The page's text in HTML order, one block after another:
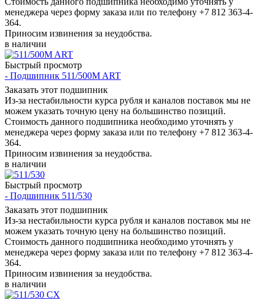
менеджера через форму заказа или по телефону +7 812 363-4-
364.
Приносим извинения за неудобства.
в наличии
Быстрый просмотр
- Подшипник 511/500M ART
Заказать этот подшипник
Из-за нестабильности курса рубля и каналов поставок мы не
можем указать точную цену на большинство позиций.
Стоимость данного подшипника необходимо уточнять у
менеджера через форму заказа или по телефону +7 812 363-4-
364.
Приносим извинения за неудобства.
в наличии
Быстрый просмотр
- Подшипник 511/530
Заказать этот подшипник
Из-за нестабильности курса рубля и каналов поставок мы не
можем указать точную цену на большинство позиций.
Стоимость данного подшипника необходимо уточнять у
менеджера через форму заказа или по телефону +7 812 363-4-
364.
Приносим извинения за неудобства.
в наличии